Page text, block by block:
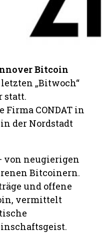
Bitcoin
„Bitwoch“
statt.
CONDAT in
der Nordstadt
von neugierigen
Bitcoinern.
und offene
vermittelt